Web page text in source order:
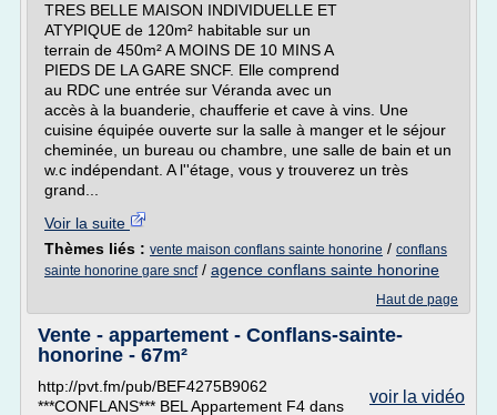
TRES BELLE MAISON INDIVIDUELLE ET
ATYPIQUE de 120m² habitable sur un
terrain de 450m² A MOINS DE 10 MINS A
PIEDS DE LA GARE SNCF. Elle comprend
au RDC une entrée sur Véranda avec un
accès à la buanderie, chaufferie et cave à vins. Une
cuisine équipée ouverte sur la salle à manger et le séjour
cheminée, un bureau ou chambre, une salle de bain et un
w.c indépendant. A l''étage, vous y trouverez un très
grand...
Voir la suite
Thèmes liés : vente maison conflans sainte honorine / conflans
sainte honorine gare sncf/ agence conflans sainte honorine
Haut de page
Vente - appartement - Conflans-sainte-
honorine - 67m²
voir la vidéo
http://pvt.fm/pub/BEF4275B9062
***CONFLANS*** BEL Appartement F4 dans